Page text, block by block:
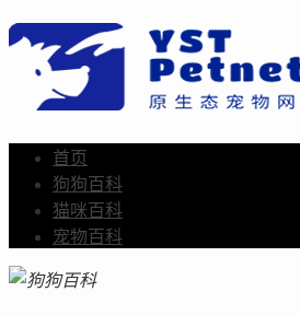
首页
狗狗百科
猫咪百科
宠物百科